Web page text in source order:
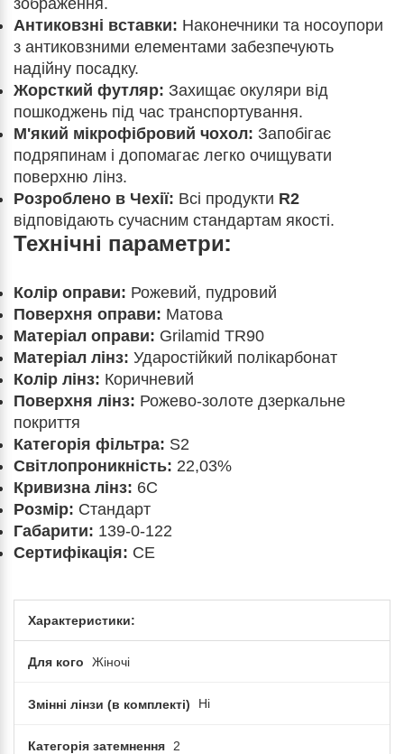
зображення.
Антиковзні вставки: Наконечники та носоупори
з антиковзними елементами забезпечують
надійну посадку.
Жорсткий футляр: Захищає окуляри від
пошкоджень під час транспортування.
М'який мікрофібровий чохол: Запобігає
подряпинам і допомагає легко очищувати
поверхню лінз.
Розроблено в Чехії: Всі продукти R2
відповідають сучасним стандартам якості.
Технічні параметри:
Колір оправи: Рожевий, пудровий
Поверхня оправи: Матова
Матеріал оправи: Grilamid TR90
Матеріал лінз: Ударостійкий полікарбонат
Колір лінз: Коричневий
Поверхня лінз: Рожево-золоте дзеркальне
покриття
Категорія фільтра: S2
Світлопроникність: 22,03%
Кривизна лінз: 6C
Розмір: Стандарт
Габарити: 139-0-122
Сертифікація: CE
Характеристики:
Для кого Жіночі
Змінні лінзи (в комплекті) Ні
Категорія затемнення 2